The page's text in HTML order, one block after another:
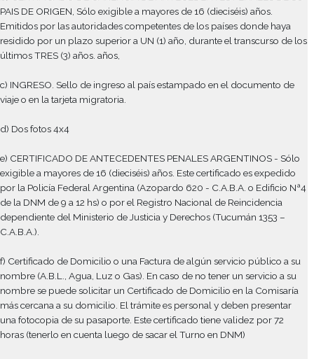
c) INGRESO. Sello de ingreso al país estampado en el
viaje o en la tarjeta migratoria.
d) Dos fotos 4x4
e) CERTIFICADO DE ANTECEDENTES PENALES
por la Policía Federal Argentina (Azopardo 620 - C.A.B.A. o
dependiente del Ministerio de Justicia y Derechos (Tucumán
C.A.B.A.).
f) Certificado de Domicilio o una Factura de algún servicio
nombre (A.B.L., Agua, Luz o Gas). En caso de no tener un
más cercana a su domicilio. El trámite es personal y deben
una fotocopia de su pasaporte. Este certificado tiene validez
horas (tenerlo en cuenta luego de sacar el Turno en DNM)
g) Abonar la tasa retributiva vigente en DNM.